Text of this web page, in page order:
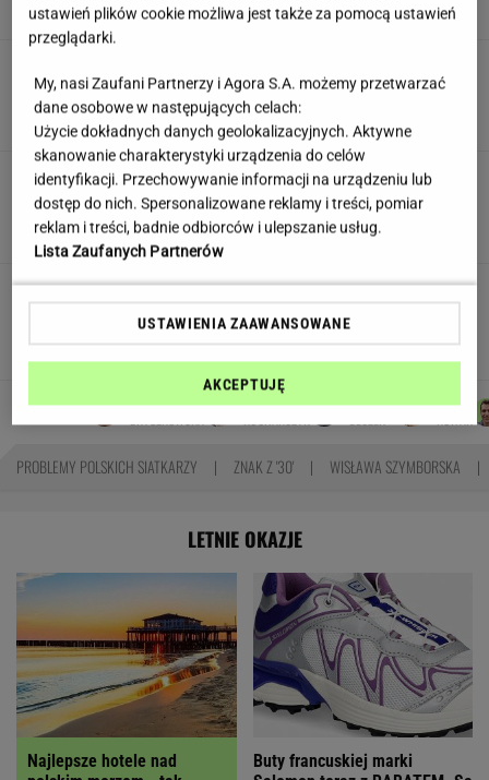
naprawdę wygląda edukacja domowa
MATERIAŁ PROMOCYJNY
Partnerka Litewki po jego
śmierci: Niektórzy zlecieli się jak sępy
SUBSKRYPCJA
Oto darmowy sposób na
odcinkowe pomiary prędkości. Polski program
TOMASZ OKUROWSKI
Autorzy:
JUSTYNA
MACIEK
WIKTORIA
MARTA
PROBLEMY POLSKICH SIATKARZY ZNAK Z '30' WISŁAWA SZYMBORSKA
LETNIE OKAZJE
Najlepsze hotele nad
Buty francuskiej marki
ustawień plików cookie możliwa jest także za pomocą ustawień
przeglądarki.
My, nasi Zaufani Partnerzy i Agora S.A. możemy przetwarzać
dane osobowe w następujących celach:
Użycie dokładnych danych geolokalizacyjnych. Aktywne
skanowanie charakterystyki urządzenia do celów
identyfikacji. Przechowywanie informacji na urządzeniu lub
dostęp do nich. Spersonalizowane reklamy i treści, pomiar
reklam i treści, badnie odbiorców i ulepszanie usług.
Lista Zaufanych Partnerów
USTAWIENIA ZAAWANSOWANE
AKCEPTUJĘ